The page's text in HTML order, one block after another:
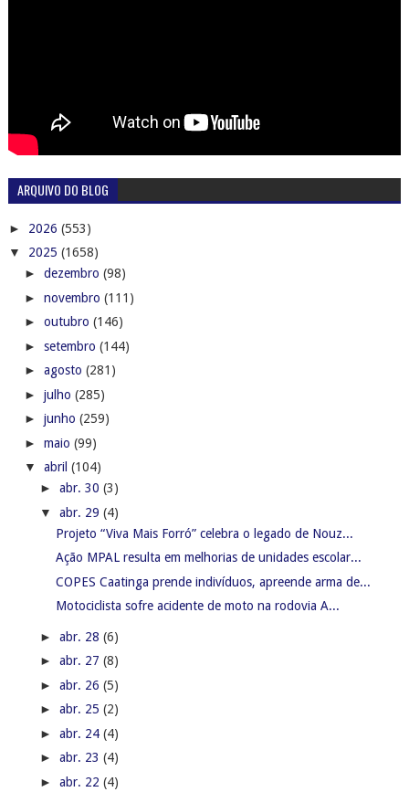
ARQUIVO DO BLOG
► 2026 (553)
▼ 2025 (1658)
► dezembro (98)
► novembro (111)
► outubro (146)
► setembro (144)
► agosto (281)
► julho (285)
► junho (259)
► maio (99)
▼ abril (104)
► abr. 30 (3)
▼ abr. 29 (4)
Projeto “Viva Mais Forró” celebra o legado de Nouz...
Ação MPAL resulta em melhorias de unidades escolar...
COPES Caatinga prende indivíduos, apreende arma de...
Motociclista sofre acidente de moto na rodovia A...
► abr. 28 (6)
► abr. 27 (8)
► abr. 26 (5)
► abr. 25 (2)
► abr. 24 (4)
► abr. 23 (4)
► abr. 22 (4)